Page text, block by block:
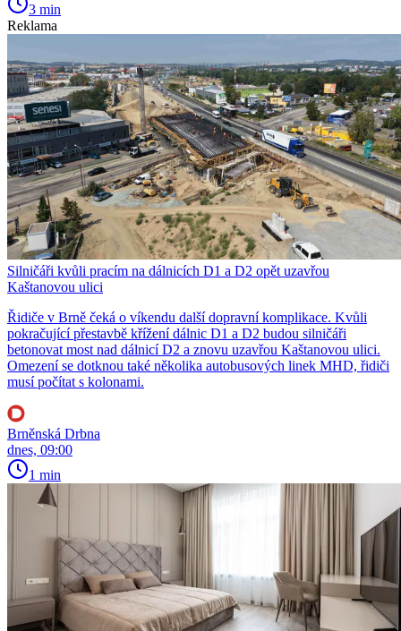
3 min
Reklama
Silničáři kvůli pracím na dálnicích D1 a D2 opět uzavřou
Kaštanovou ulici
Řidiče v Brně čeká o víkendu další dopravní komplikace. Kvůli
pokračující přestavbě křížení dálnic D1 a D2 budou silničáři
betonovat most nad dálnicí D2 a znovu uzavřou Kaštanovou ulici.
Omezení se dotknou také několika autobusových linek MHD, řidiči
musí počítat s kolonami.
Brněnská Drbna
dnes, 09:00
1 min